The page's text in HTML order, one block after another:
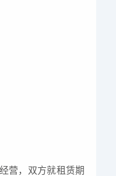
营，双方就租赁期